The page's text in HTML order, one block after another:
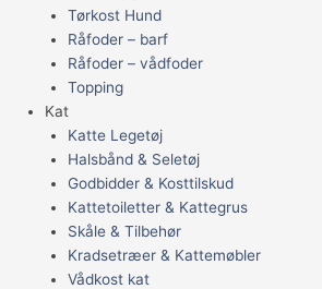
Tørkost Hund
Råfoder – barf
Råfoder – vådfoder
Topping
Kat
Katte Legetøj
Halsbånd & Seletøj
Godbidder & Kosttilskud
Kattetoiletter & Kattegrus
Skåle & Tilbehør
Kradsetræer & Kattemøbler
Vådkost kat